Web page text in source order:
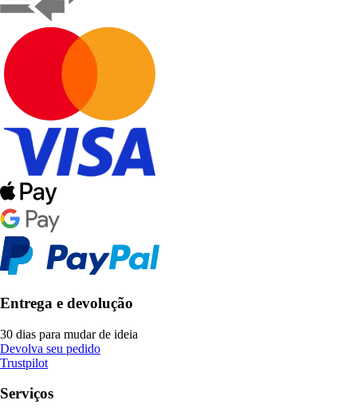
Entrega e devolução
30 dias para mudar de ideia
Devolva seu pedido
Trustpilot
Serviços